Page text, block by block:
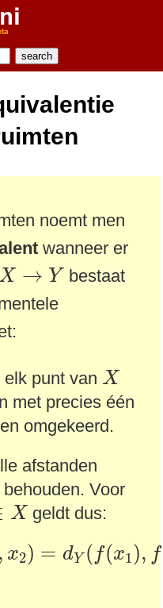
noemt men
wanneer er
→ Y
→Y
bestaat
elk punt van X
X
met precies één
omgekeerd.
afstanden
Voor
X
X geldt dus:
, x2) = dY ( f(x1), f
1, x2 dY ( (x1 ), x